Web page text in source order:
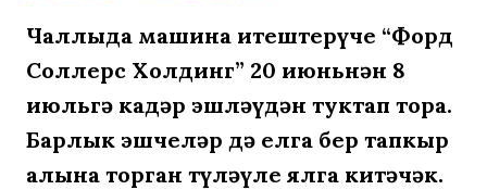
Чаллыда машина җитештерүче “Форд
Соллерс Холдинг” 20 июньнән 8
июльгә кадәр эшләүдән туктап тора.
Барлык эшчеләр дә елга бер тапкыр
алына торган түләүле ялга китәчәк.